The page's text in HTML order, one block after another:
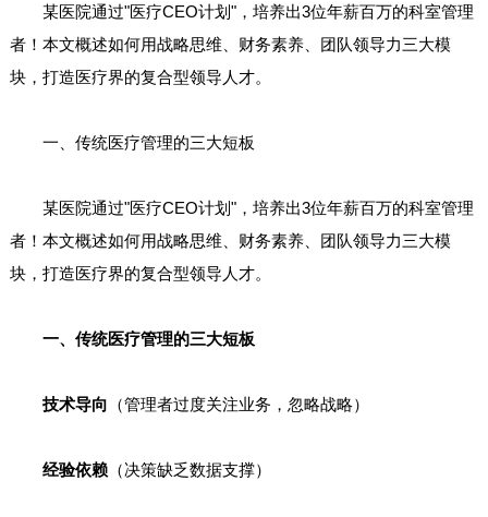
某医院通过"医疗CEO计划"，培养出3位年薪百万的科室管理
者！本文概述如何用战略思维、财务素养、团队领导力三大模
块，打造医疗界的复合型领导人才。
一、传统医疗管理的三大短板
某医院通过"医疗CEO计划"，培养出3位年薪百万的科室管理
者！本文概述如何用战略思维、财务素养、团队领导力三大模
块，打造医疗界的复合型领导人才。
一、传统医疗管理的三大短板
技术导向 （管理者过度关注业务，忽略战略）
经验依赖（决策缺乏数据支撑）